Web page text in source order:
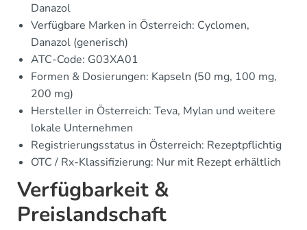
Danazol
Verfügbare Marken in Österreich: Cyclomen,
Danazol (generisch)
ATC-Code: G03XA01
Formen & Dosierungen: Kapseln (50 mg, 100 mg,
200 mg)
Hersteller in Österreich: Teva, Mylan und weitere
lokale Unternehmen
Registrierungsstatus in Österreich: Rezeptpflichtig
OTC / Rx-Klassifizierung: Nur mit Rezept erhältlich
Verfügbarkeit &
Preislandschaft